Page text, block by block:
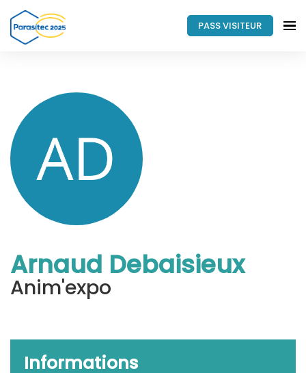
PASS VISITEUR
Arnaud Debaisieux
Anim'expo
Informations